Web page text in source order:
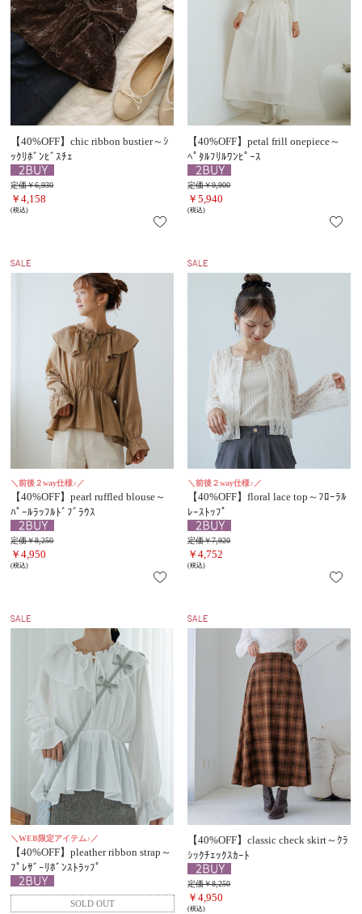
【40%OFF】chic ribbon bustier～ｼ
ｯｸﾘﾎﾞﾝﾋﾞｽﾁｪ
定価￥6,930
￥4,158
(税込)
【40%OFF】petal frill onepiece～
ﾍﾟﾀﾙﾌﾘﾙﾜﾝﾋﾟｰｽ
定価￥9,900
￥5,940
(税込)
＼前後２way仕様♪／
【40%OFF】pearl ruffled blouse～
ﾊﾟｰﾙﾗｯﾌﾙﾄﾞﾌﾞﾗｳｽ
定価￥8,250
￥4,950
(税込)
＼前後２way仕様♪／
【40%OFF】floral lace top～ﾌﾛｰﾗﾙ
ﾚｰｽﾄｯﾌﾟ
定価￥7,920
￥4,752
(税込)
＼WEB限定アイテム♪／
【40%OFF】pleather ribbon strap～
ﾌﾟﾚｻﾞｰﾘﾎﾞﾝｽﾄﾗｯﾌﾟ
【40%OFF】classic check skirt～ｸﾗ
ｼｯｸﾁｪｯｸｽｶｰﾄ
定価￥8,250
￥4,950
(税込)